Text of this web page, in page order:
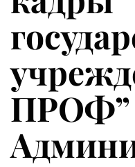
ПРОФ”